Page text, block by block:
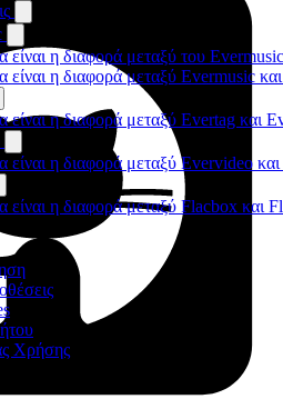
είναι η διαφορά μεταξύ του
είναι η διαφορά μεταξύ Evermusic
είναι η διαφορά μεταξύ Evertag και
είναι η διαφορά μεταξύ Evervideo
είναι η διαφορά μεταξύ Flacbox και
Χρήσης